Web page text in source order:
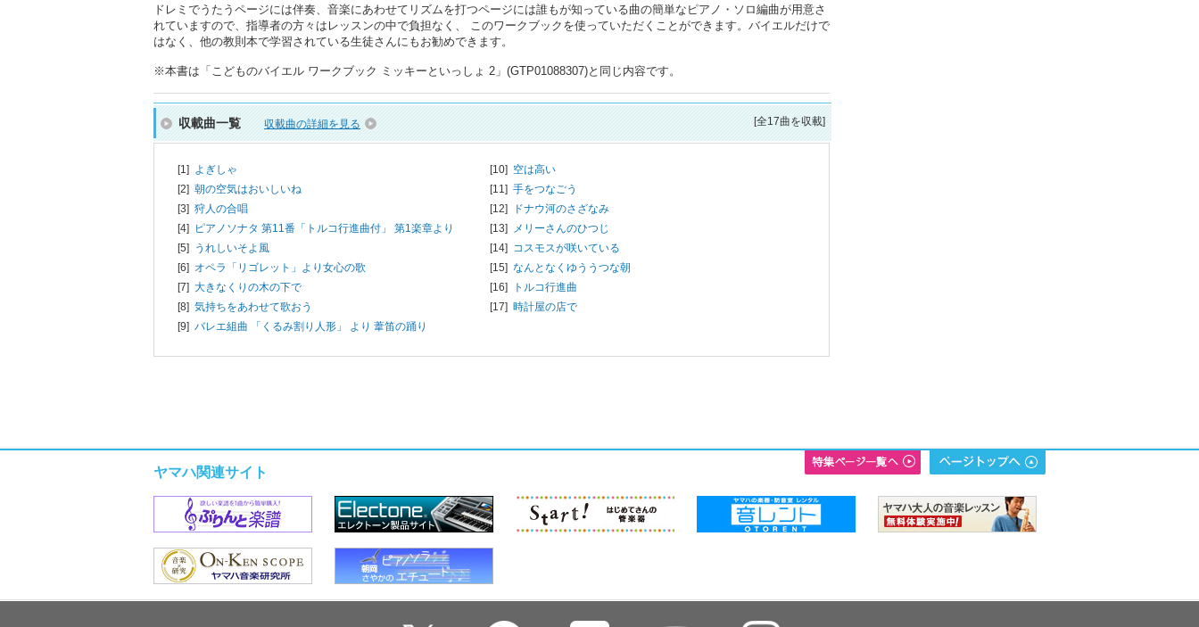
ドレミでうたうページには伴奏、音楽にあわせてリズムを打つページには誰もが知っている曲の簡単なピアノ・ソロ編曲が用意さ
れていますので、指導者の方々はレッスンの中で負担なく、 このワークブックを使っていただくことができます。バイエルだけで
はなく、他の教則本で学習されている生徒さんにもお勧めできます。
※本書は「こどものバイエル ワークブック ミッキーといっしょ 2」(GTP01088307)と同じ内容です。
収載曲一覧 収載曲の詳細を見る [全17曲を収載]
[1] よぎしゃ
[2] 朝の空気はおいしいね
[3] 狩人の合唱
[4] ピアノソナタ 第11番「トルコ行進曲付」 第1楽章より
[5] うれしいそよ風
[6] オペラ「リゴレット」より女心の歌
[7] 大きなくりの木の下で
[8] 気持ちをあわせて歌おう
[9] バレエ組曲 「くるみ割り人形」 より 葦笛の踊り
[10] 空は高い
[11] 手をつなごう
[12]
ドナウ河のさざなみ
[13] メリーさんのひつじ
[14] コスモスが咲いている
[15] なんとなくゆううつな朝
[16]
トルコ行進曲
[17] 時計屋の店で
ヤマハ関連サイト